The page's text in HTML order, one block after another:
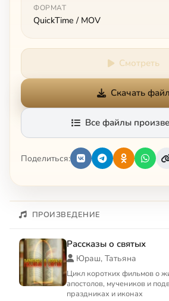
ФОРМАТ
QuickTime / MOV
Смотреть
Скачать файл
Все файлы
Поделиться:
ПРОИЗВЕДЕНИЕ
Рассказы о святых
Юраш, Татьяна
Цикл коротких фильмов о
апостолов, мучеников и
праздниках и иконах